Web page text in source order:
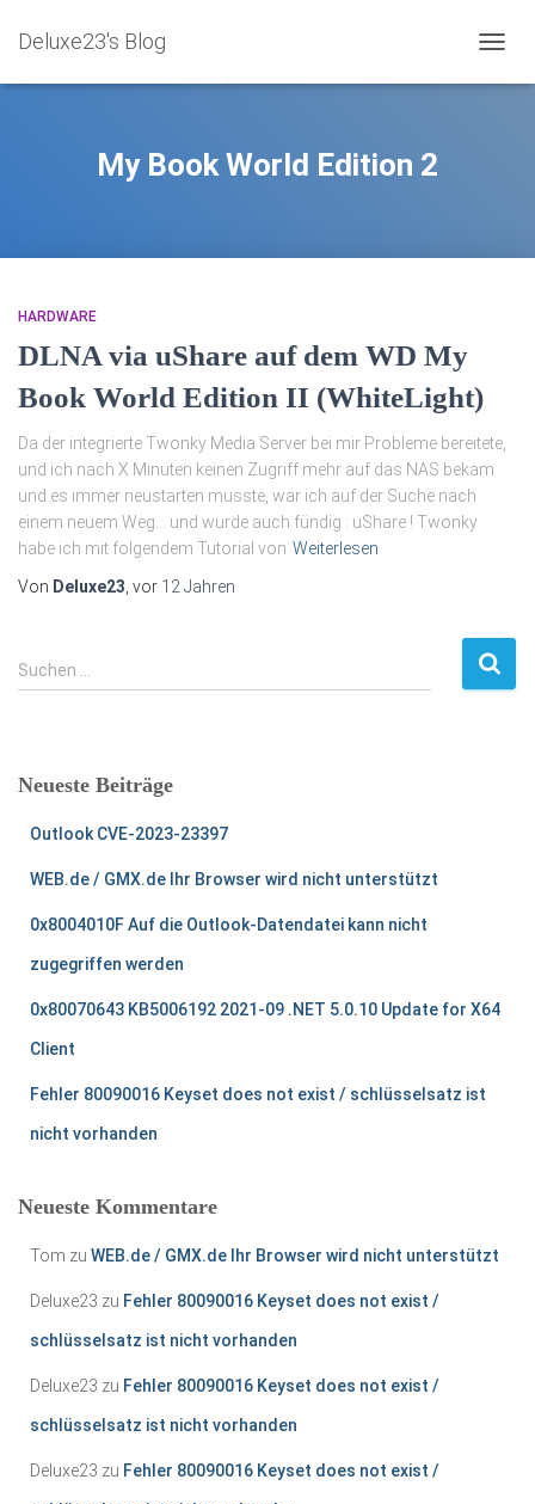
Deluxe23's Blog
My Book World Edition 2
HARDWARE
DLNA via uShare auf dem WD My
Book World Edition II (WhiteLight)
Da der integrierte Twonky Media Server bei mir Probleme bereitete,
und ich nach X Minuten keinen Zugriff mehr auf das NAS bekam
und es immer neustarten musste, war ich auf der Suche nach
einem neuem Weg… und wurde auch fündig : uShare ! Twonky
habe ich mit folgendem Tutorial von Weiterlesen
Von Deluxe23 , vor 12 Jahren
S
u
n
Suchen …
Neueste Beiträge
Outlook CVE-2023-23397
WEB.de / GMX.de Ihr Browser wird nicht unterstützt
0x8004010F Auf die Outlook-Datendatei kann nicht
zugegriffen werden
0x80070643 KB5006192 2021-09 .NET 5.0.10 Update for X64
Client
Fehler 80090016 Keyset does not exist / schlüsselsatz ist
nicht vorhanden
Neueste Kommentare
Tom zu WEB.de / GMX.de Ihr Browser wird nicht unterstützt
Deluxe23 zu Fehler 80090016 Keyset does not exist /
schlüsselsatz ist nicht vorhanden
Deluxe23 zu Fehler 80090016 Keyset does not exist /
schlüsselsatz ist nicht vorhanden
Deluxe23 zu Fehler 80090016 Keyset does not exist /